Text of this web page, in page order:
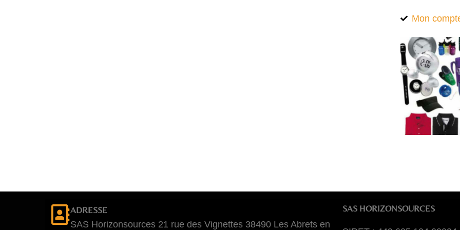
Mon
ADRESSE
SAS Horizonsources 21 rue des Vignettes 38490 Les Abrets en
SAS HORIZONSOURCES